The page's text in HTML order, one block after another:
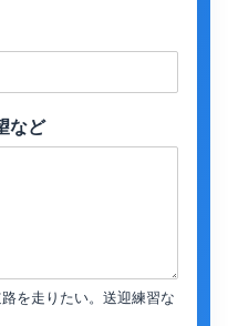
など
を走りたい。送迎練習な